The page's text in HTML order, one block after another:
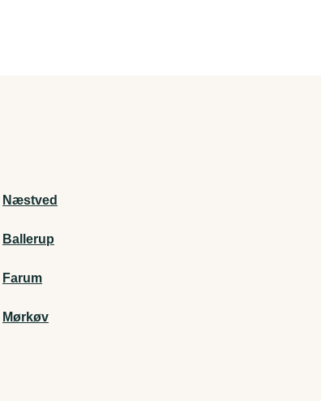
Næstved
Ballerup
Farum
Mørkøv